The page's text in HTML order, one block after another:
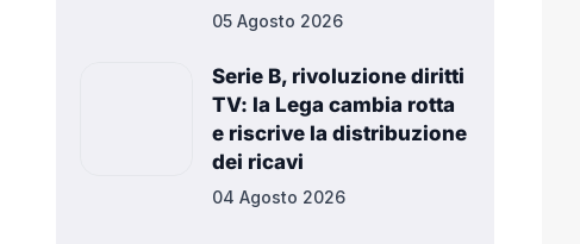
05 Agosto 2026
Serie B, rivoluzione diritti
TV: la Lega cambia rotta
e riscrive la distribuzione
dei ricavi
04 Agosto 2026